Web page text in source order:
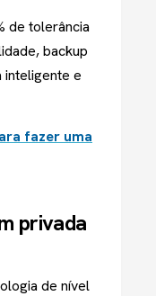
de tolerância
backup
inteligente e
fazer uma
privada
de nível